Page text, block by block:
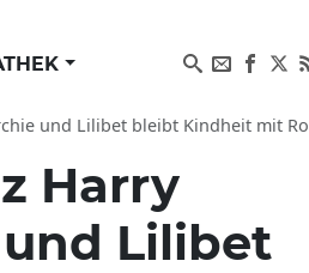
bleibt Kindheit mit Royals verwehrt
Harry
Lilibet